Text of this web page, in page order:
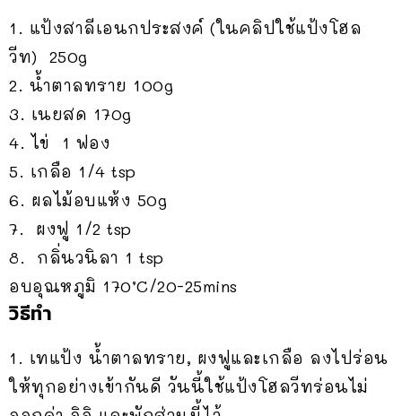
1. แป้งสาลีเอนกประสงค์ (ในคลิปใช้แป้งโฮล
วีท) 250g
2. น้ำตาลทราย 100g
3. เนยสด 170g
4. ไข่ 1 ฟอง
5. เกลือ 1/4 tsp
6. ผลไม้อบแห้ง 50g
7. ผงฟู 1/2 tsp
8. กลิ่นวนิลา 1 tsp
อบอุณหภูมิ 170’C/20-25mins
วิธีทำ
1. เทแป้ง น้ำตาลทราย, ผงฟูและเกลือ ลงไปร่อน
ให้ทุกอย่างเข้ากันดี วันนี้ใช้แป้งโฮลวีทร่อนไม่